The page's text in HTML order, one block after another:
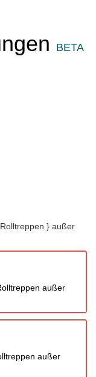
BETA
Rolltreppen } außer
außer
außer